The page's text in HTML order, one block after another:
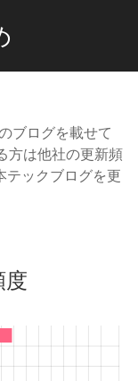
ブログを載せて
方は他社の更新頻
テックブログを更